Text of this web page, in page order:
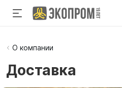
О компании
Доставка